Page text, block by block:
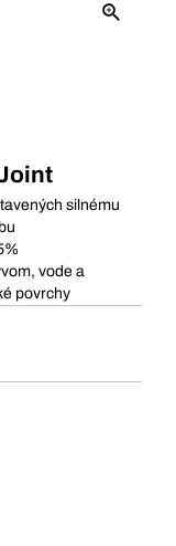
silnému
vode a
povrchy